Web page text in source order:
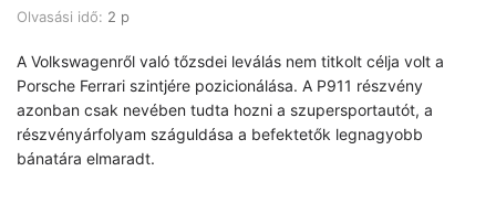
Olvasási idő: 2 p
A Volkswagenről való tőzsdei leválás nem titkolt célja volt a
Porsche Ferrari szintjére pozicionálása. A P911 részvény
azonban csak nevében tudta hozni a szupersportautót, a
részvényárfolyam száguldása a befektetők legnagyobb
bánatára elmaradt.